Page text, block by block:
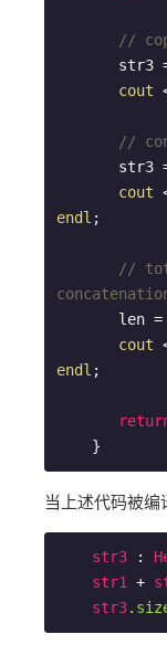
//
cout
//
cout
endl ;
//
cout
endl ;
    }
当上述代码被编
str3 :
str1
+
str3